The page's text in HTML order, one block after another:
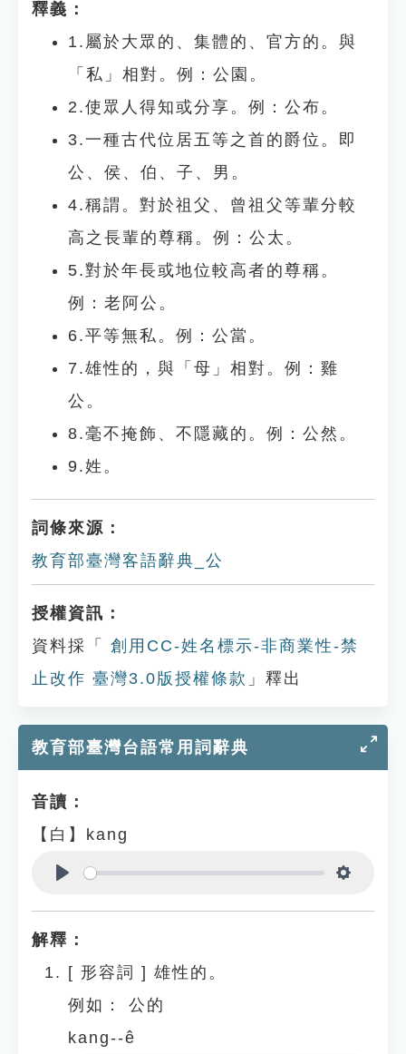
釋義：
1.屬於大眾的、集體的、官方的。與
「私」相對。例：公園。
2.使眾人得知或分享。例：公布。
3.一種古代位居五等之首的爵位。即
公、侯、伯、子、男。
4.稱謂。對於祖父、曾祖父等輩分較
高之長輩的尊稱。例：公太。
5.對於年長或地位較高者的尊稱。
例：老阿公。
6.平等無私。例：公當。
7.雄性的，與「母」相對。例：雞
公。
8.毫不掩飾、不隱藏的。例：公然。
9.姓。
詞條來源：
教育部臺灣客語辭典_公
授權資訊：
資料採「
創用CC-姓名標示-非商業性-禁
止改作 臺灣3.0版授權條款 」釋出
教育部臺灣台語常用詞辭典
音讀：
【白】kang
解釋：
[ 形容詞 ] 雄性的。
例如：
公的
kang--ê